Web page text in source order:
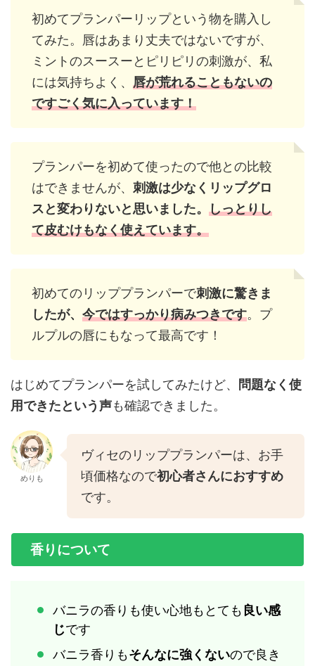
初めてプランパーリップという物を購入し
てみた。唇はあまり丈夫ではないですが、
ミントのスースーとピリピリの刺激が、私
には気持ちよく、 唇が荒れることもないの
ですごく気に入っています！
プランパーを初めて使ったので他との比較
はできませんが、 刺激は少なくリップグロ
スと変わりないと思いました。 しっとりし
て皮むけもなく使えています。
初めてのリッププランパーで刺激に驚きま
したが、 今ではすっかり病みつきです。プ
ルプルの唇にもなって最高です！
はじめてプランパーを試してみたけど、 問題なく使
用できたという声も確認できました。
めりも
ヴィセのリッププランパーは、お手
頃価格なので初心者さんにおすすめ
です。
香りについて
バニラの香りも使い心地もとても 良い感
じです
バニラ香りもそんなに強くないので良き